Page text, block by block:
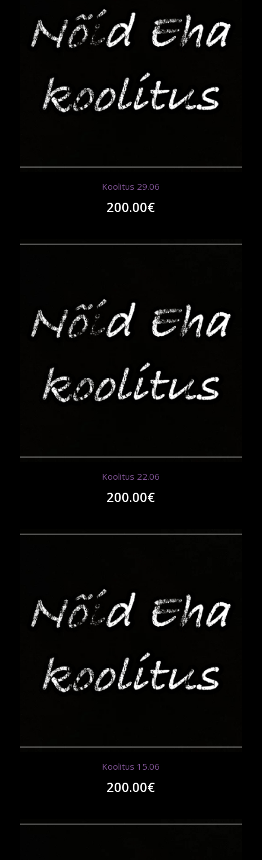
Koolitus 29.06
200.00€
Koolitus 22.06
200.00€
Koolitus 15.06
200.00€